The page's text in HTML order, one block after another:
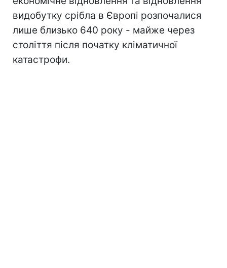
видобутку срібла в Європі розпочалися
лише близько 640 року - майже через
століття після початку кліматичної
катастрофи.